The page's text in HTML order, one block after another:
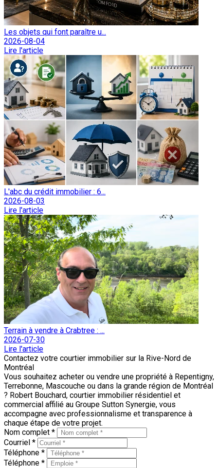
Les objets qui font paraître u...
2026-08-04
Lire l'article
L'abc du crédit immobilier : 6...
2026-08-03
Lire l'article
Terrain à vendre à Crabtree : ...
2026-07-30
Lire l'article
Contactez votre courtier immobilier sur la Rive-Nord de
Montréal
Vous souhaitez acheter ou vendre une propriété à Repentigny,
Terrebonne, Mascouche ou dans la grande région de Montréal
? Robert Bouchard, courtier immobilier résidentiel et
commercial affilié au Groupe Sutton Synergie, vous
accompagne avec professionnalisme et transparence à
chaque étape de votre projet.
Nom complet *
Courriel *
Téléphone *
Téléphone *